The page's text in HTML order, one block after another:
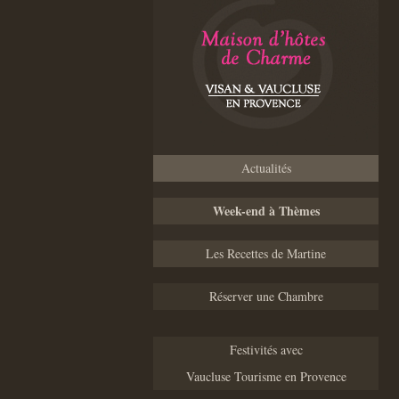
Actualités
Week-end à Thèmes
Les Recettes de Martine
Réserver une Chambre
Festivités avec
Vaucluse Tourisme en Provence